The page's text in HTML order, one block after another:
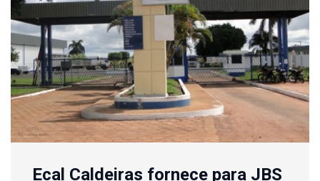
Ecal Caldeiras fornece para JBS